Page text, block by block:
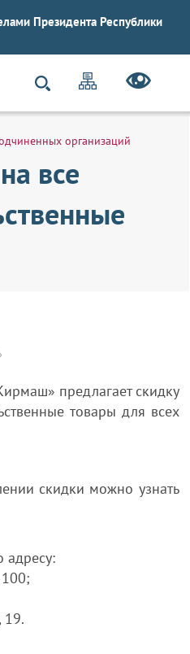
Президента Республики
организаций
все
предлагает скидку
товары для всех
скидки можно узнать
адресу:
19.